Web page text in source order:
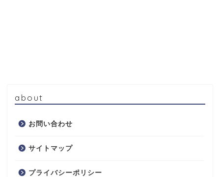
about
お問い合わせ
サイトマップ
プライバシーポリシー